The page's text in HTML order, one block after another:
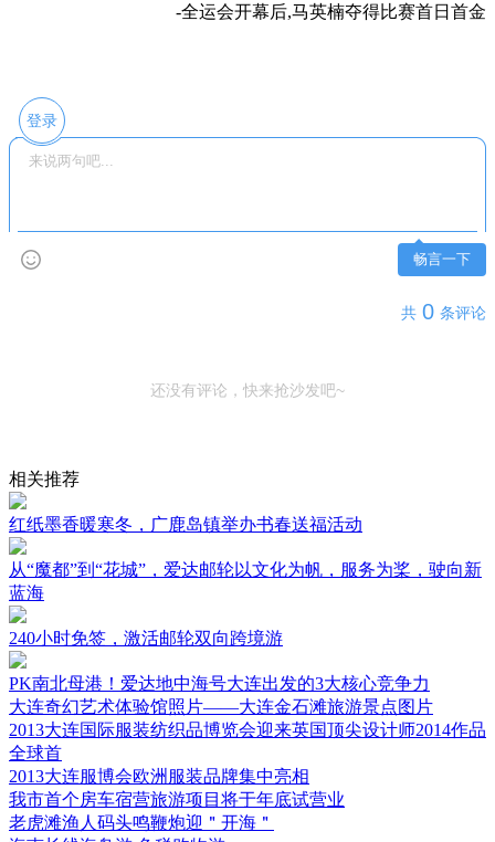
-全运会开幕后,马英楠夺得比赛首日首金
登录
畅言一下
共 0 条评论
还没有评论，快来抢沙发吧~
相关推荐
红纸墨香暖寒冬，广鹿岛镇举办书春送福活动
从“魔都”到“花城”，爱达邮轮以文化为帆，服务为桨，驶向新
蓝海
240小时免签，激活邮轮双向跨境游
PK南北母港！爱达地中海号大连出发的3大核心竞争力
大连奇幻艺术体验馆照片——大连金石滩旅游景点图片
2013大连国际服装纺织品博览会迎来英国顶尖设计师2014作品
全球首
2013大连服博会欧洲服装品牌集中亮相
我市首个房车宿营旅游项目将于年底试营业
老虎滩渔人码头鸣鞭炮迎＂开海＂